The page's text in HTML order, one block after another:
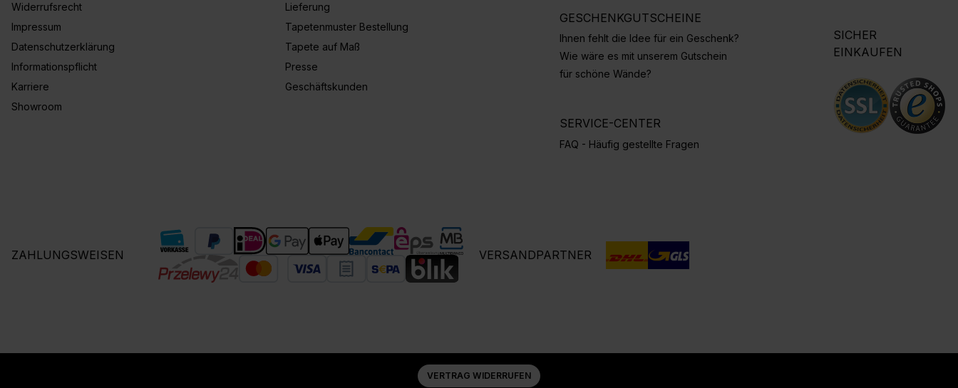
Widerrufsrecht
Impressum
Datenschutzerklärung
Informationspflicht
Karriere
Showroom
Lieferung
Tapetenmuster Bestellung
Tapete auf Maß
Presse
Geschäftskunden
GESCHENKGUTSCHEINE
Ihnen fehlt die Idee für ein Geschenk?
Wie wäre es mit unserem Gutschein
für schöne Wände?
SERVICE-CENTER
FAQ - Häufig gestellte Fragen
SICHER
EINKAUFEN
ZAHLUNGSWEISEN VERSANDPARTNER
VERTRAG WIDERRUFEN